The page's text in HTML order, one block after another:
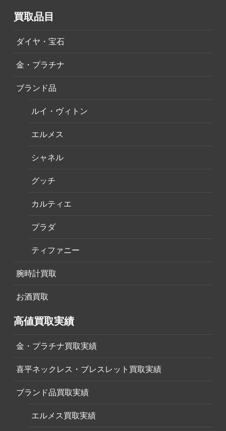
買取品目
ダイヤ・宝石
金・プラチナ
ブランド品
ルイ・ヴィトン
エルメス
シャネル
グッチ
カルティエ
プラダ
ティファニー
腕時計買取
お酒買取
高値買取実績
金・プラチナ買取実績
喜平ネックレス・ブレスレット買取実績
ブランド品買取実績
エルメス買取実績